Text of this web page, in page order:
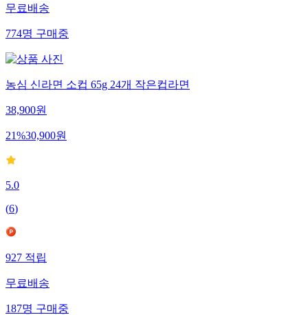
무료배송
774명구매중
농심 신라면 소컵 65g 24개 작은컵라면
38,900원
21%30,900원
5.0
(6)
927적립
무료배송
187명구매중